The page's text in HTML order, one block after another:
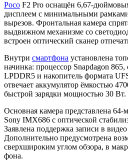
Poco F2 Pro оснащён 6,67-
дисплеем с минимальными
вырезов. Фронтальная камера
выдвижном механизме со
встроен оптический сканер
Внутри смартфона установлена
начинка: процессор Snapdagon
LPDDR5 и накопитель формата
отвечает аккумулятор ёмкостью
быстрой зарядки мощностью 30 Вт.
Основная камера представлена
Sony IMX686 с оптической
Заявлена поддержка записи в
Дополнительно предусмотрена
сверхшироким углом обзора, в
фона.